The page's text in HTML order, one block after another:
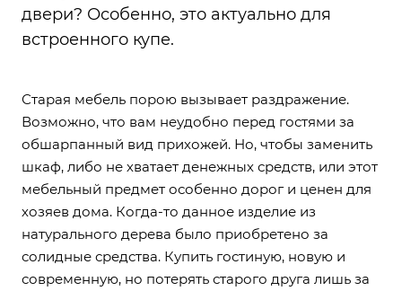
двери? Особенно, это актуально для
встроенного купе.
Старая мебель порою вызывает раздражение.
Возможно, что вам неудобно перед гостями за
обшарпанный вид прихожей. Но, чтобы заменить
шкаф, либо не хватает денежных средств, или этот
мебельный предмет особенно дорог и ценен для
хозяев дома. Когда-то данное изделие из
натурального дерева было приобретено за
солидные средства. Купить гостиную, новую и
современную, но потерять старого друга лишь за